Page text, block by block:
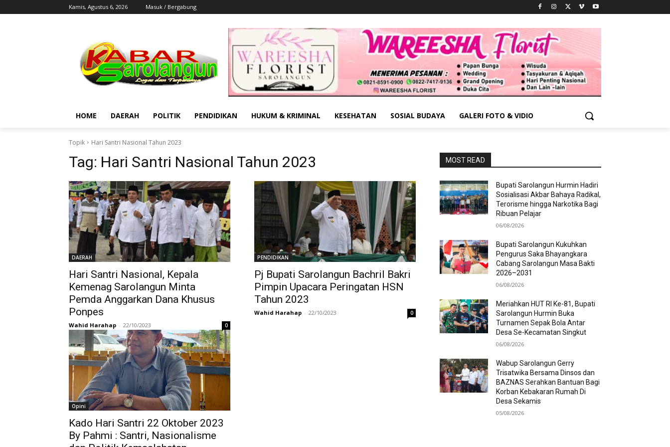
Kamis, Agustus 6, 2026 Masuk / Bergabung
HOME DAERAH POLITIK PENDIDIKAN HUKUM & KRIMINAL KESEHATAN SOSIAL BUDAYA GALERI FOTO & VIDIO
Topik Hari Santri Nasional Tahun 2023
Tag: Hari Santri Nasional Tahun 2023
DAERAH
Hari Santri Nasional, Kepala
Kemenag Sarolangun Minta
Pemda Anggarkan Dana Khusus
Ponpes
Wahid Harahap - 22/10/2023 0
PENDIDIKAN
Pj Bupati Sarolangun Bachril Bakri
Pimpin Upacara Peringatan HSN
Tahun 2023
Wahid Harahap - 22/10/2023 0
Opini
Kado Hari Santri 22 Oktober 2023
By Pahmi : Santri, Nasionalisme
MOST READ
Bupati Sarolangun Hurmin Hadiri
Sosialisasi Akbar Bahaya Radikal,
Terorisme hingga Narkotika Bagi
Ribuan Pelajar
06/08/2026
Bupati Sarolangun Kukuhkan
Pengurus Saka Bhayangkara
Cabang Sarolangun Masa Bakti
2026–2031
06/08/2026
Meriahkan HUT RI Ke-81, Bupati
Sarolangun Hurmin Buka
Turnamen Sepak Bola Antar
Desa Se-Kecamatan Singkut
06/08/2026
Wabup Sarolangun Gerry
Trisatwika Bersama Dinsos dan
BAZNAS Serahkan Bantuan Bagi
Korban Kebakaran Rumah Di
Desa Sekamis
05/08/2026